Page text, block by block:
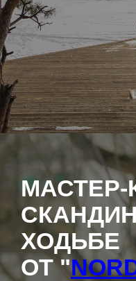
ХОДЬБЕ
ОТ "